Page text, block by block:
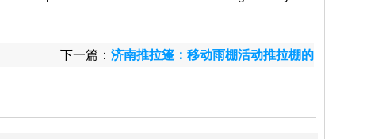
下一篇： 济南推拉篷：移动雨棚活动推拉棚的